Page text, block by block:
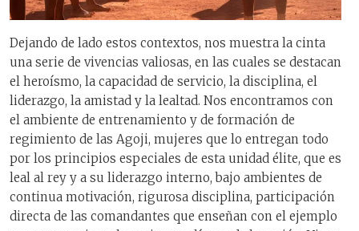
Dejando de lado estos contextos, nos muestra la cinta
una serie de vivencias valiosas, en las cuales se destacan
el heroísmo, la capacidad de servicio, la disciplina, el
liderazgo, la amistad y la lealtad. Nos encontramos con
el ambiente de entrenamiento y de formación de
regimiento de las Agoji, mujeres que lo entregan todo
por los principios especiales de esta unidad élite, que es
leal al rey y a su liderazgo interno, bajo ambientes de
continua motivación, rigurosa disciplina, participación
directa de las comandantes que enseñan con el ejemplo